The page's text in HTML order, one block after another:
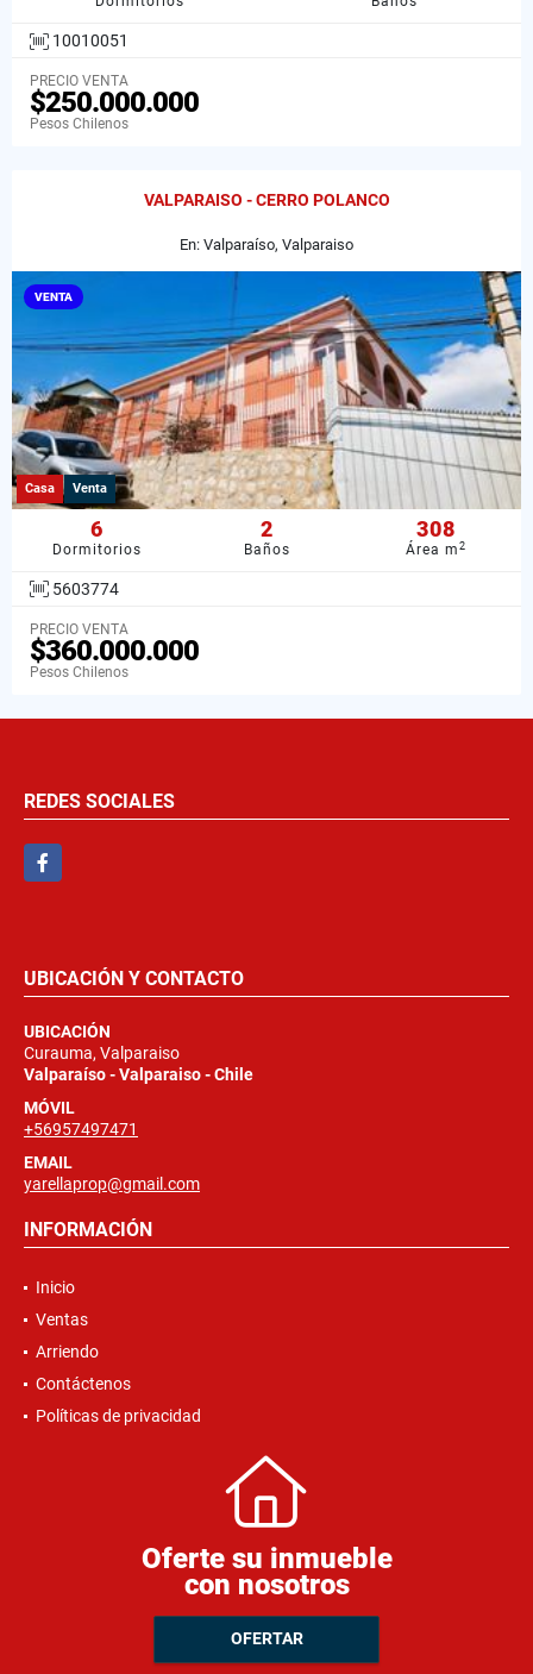
10010051
PRECIO VENTA
$250.000.000
Pesos Chilenos
VALPARAISO - CERRO POLANCO
En: Valparaíso, Valparaiso
VENTA
Casa Venta
6
Dormitorios
2
Baños
308
Área m2
5603774
PRECIO VENTA
$360.000.000
Pesos Chilenos
REDES SOCIALES
Facebook
UBICACIÓN Y CONTACTO
UBICACIÓN
Curauma, Valparaiso
Valparaíso - Valparaiso - Chile
MÓVIL
+56957497471
EMAIL
yarellaprop@gmail.com
INFORMACIÓN
Inicio
Ventas
Arriendo
Contáctenos
Políticas de privacidad
Oferte su inmueble
con nosotros
OFERTAR